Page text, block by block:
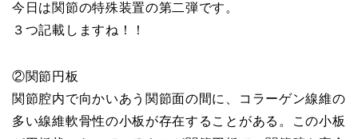
今日は関節の特殊装置の第二弾です。
３つ記載しますね！！
②関節円板
関節腔内で向かいあう関節面の間に、コラーゲン線維の
多い線維軟骨性の小板が存在することがある。この小板